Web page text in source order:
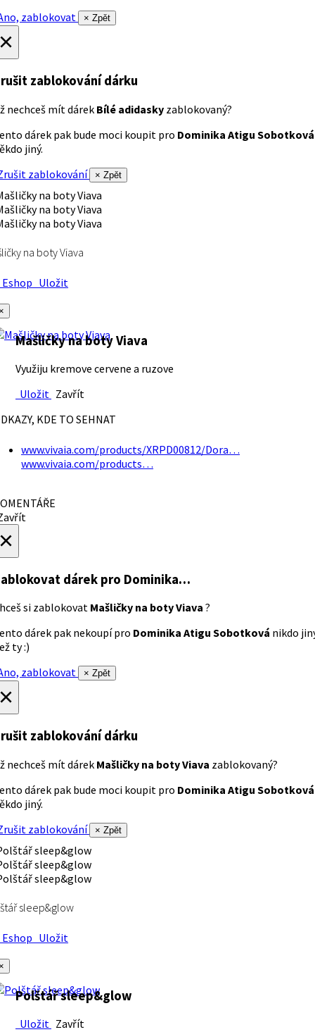
zablokovat
× Zpět
zablokování dárku
nechceš mít dárek Bílé adidasky zablokovaný?
dárek pak bude moci koupit pro Dominika Atigu Sobotková
jiný.
zablokování
× Zpět
na boty Viava
Uložit
Mašličky na boty Viava
Využiju kremove cervene a ruzove
Uložit Zavřít
KDE TO SEHNAT
www.vivaia.com/products/XRPD00812/Dora…
www.vivaia.com/products…
dárek pro Dominika…
si zablokovat Mašličky na boty Viava ?
dárek pak nekoupí pro Dominika Atigu Sobotková nikdo
ty :)
zablokovat
× Zpět
zablokování dárku
nechceš mít dárek Mašličky na boty Viava zablokovaný?
dárek pak bude moci koupit pro Dominika Atigu Sobotková
jiný.
zablokování
× Zpět
sleep&glow
Uložit
Polštář sleep&glow
Uložit Zavřít